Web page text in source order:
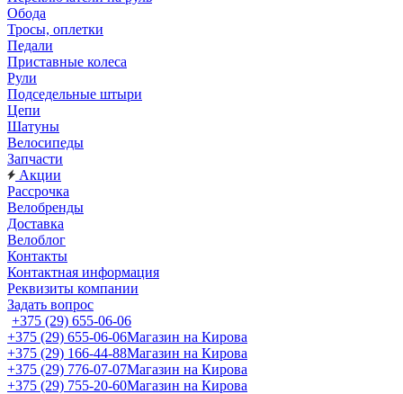
Обода
Тросы, оплетки
Педали
Приставные колеса
Рули
Подседельные штыри
Цепи
Шатуны
Велосипеды
Запчасти
Акции
Рассрочка
Велобренды
Доставка
Велоблог
Контакты
Контактная информация
Реквизиты компании
Задать вопрос
+375 (29) 655-06-06
+375 (29) 655-06-06Магазин на Кирова
+375 (29) 166-44-88Магазин на Кирова
+375 (29) 776-07-07Магазин на Кирова
+375 (29) 755-20-60Магазин на Кирова